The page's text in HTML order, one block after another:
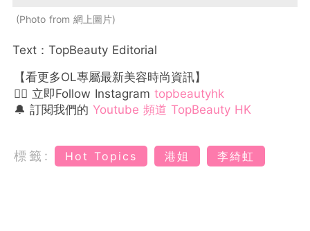
Photo from 網上圖片
Text：TopBeauty Editorial
【看更多OL專屬最新美容時尚資訊】
👉🏻 立即Follow Instagram topbeautyhk
🔔 訂閱我們的 Youtube 頻道 TopBeauty HK
標籤: Hot Topics 港姐 李綺虹